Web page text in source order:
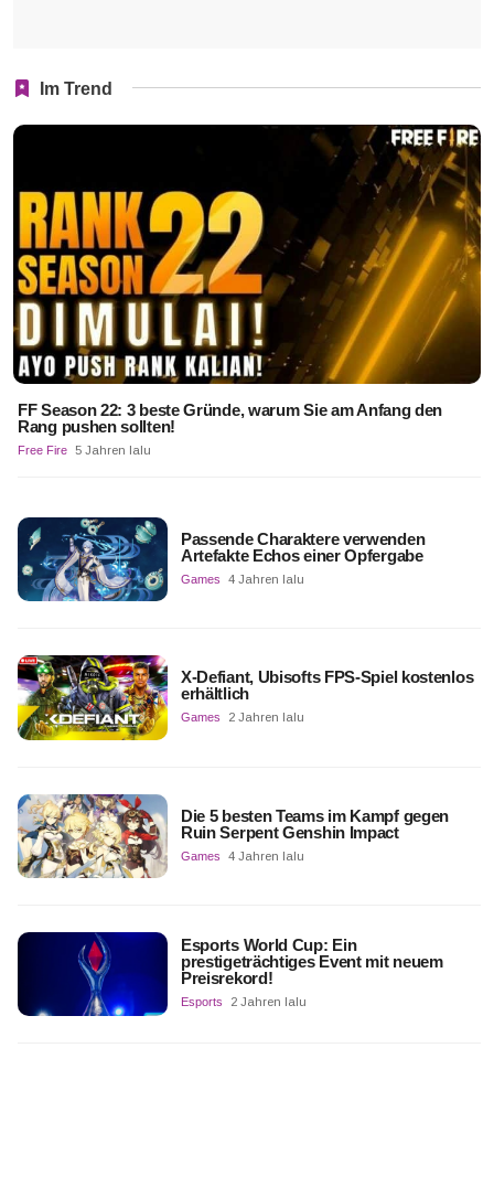
Im Trend
FF Season 22: 3 beste Gründe, warum Sie am Anfang den
Rang pushen sollten!
Free Fire 5 Jahren lalu
Passende Charaktere verwenden
Artefakte Echos einer Opfergabe
Games 4 Jahren lalu
X-Defiant, Ubisofts FPS-Spiel kostenlos
erhältlich
Games 2 Jahren lalu
Die 5 besten Teams im Kampf gegen
Ruin Serpent Genshin Impact
Games 4 Jahren lalu
Esports World Cup: Ein
prestigeträchtiges Event mit neuem
Preisrekord!
Esports 2 Jahren lalu